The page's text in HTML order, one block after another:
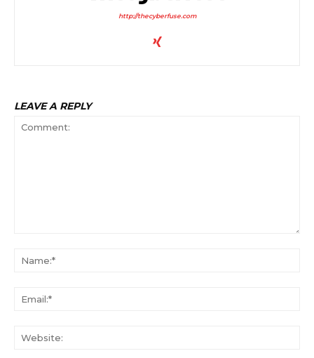
http://thecyberfuse.com
LEAVE A REPLY